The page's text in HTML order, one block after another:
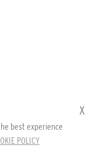
best experience
POLICY
x